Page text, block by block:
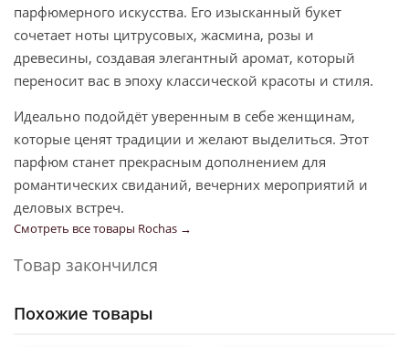
парфюмерного искусства. Его изысканный букет
сочетает ноты цитрусовых, жасмина, розы и
древесины, создавая элегантный аромат, который
переносит вас в эпоху классической красоты и стиля.
Идеально подойдёт уверенным в себе женщинам,
которые ценят традиции и желают выделиться. Этот
парфюм станет прекрасным дополнением для
романтических свиданий, вечерних мероприятий и
деловых встреч.
Смотреть все товары Rochas →
Товар закончился
Похожие товары